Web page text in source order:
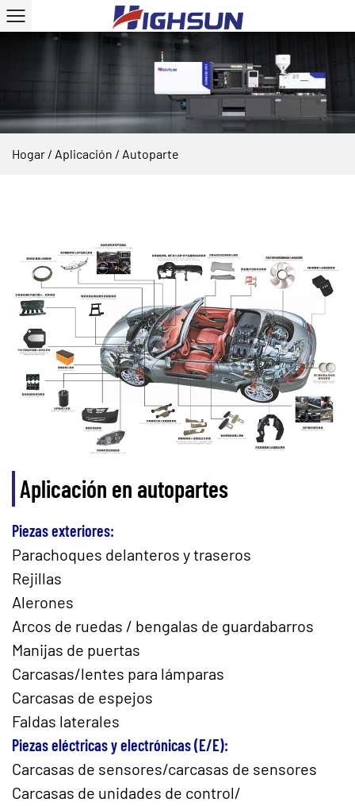
Hogar / Aplicación / Autoparte
Aplicación en autopartes
Piezas exteriores:
Parachoques delanteros y traseros
Rejillas
Alerones
Arcos de ruedas / bengalas de guardabarros
Manijas de puertas
Carcasas/lentes para lámparas
Carcasas de espejos
Faldas laterales
Piezas eléctricas y electrónicas (E/E):
Carcasas de sensores/carcasas de sensores
Carcasas de unidades de control/